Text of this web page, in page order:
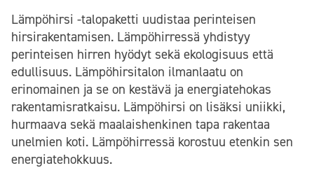
Lämpöhirsi -talopaketti uudistaa perinteisen
hirsirakentamisen. Lämpöhirressä yhdistyy
perinteisen hirren hyödyt sekä ekologisuus että
edullisuus. Lämpöhirsitalon ilmanlaatu on
erinomainen ja se on kestävä ja energiatehokas
rakentamisratkaisu. Lämpöhirsi on lisäksi uniikki,
hurmaava sekä maalaishenkinen tapa rakentaa
unelmien koti. Lämpöhirressä korostuu etenkin sen
energiatehokkuus.